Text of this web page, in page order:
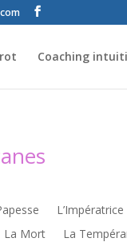
Coaching
L’Impératrice
La Mort La